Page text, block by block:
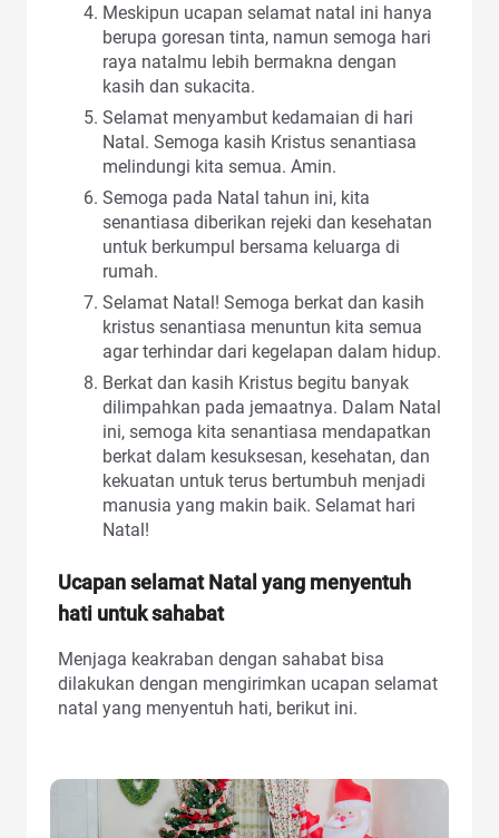
Meskipun ucapan selamat natal ini hanya
berupa goresan tinta, namun semoga hari
raya natalmu lebih bermakna dengan
kasih dan sukacita.
Selamat menyambut kedamaian di hari
Natal. Semoga kasih Kristus senantiasa
melindungi kita semua. Amin.
Semoga pada Natal tahun ini, kita
senantiasa diberikan rejeki dan kesehatan
untuk berkumpul bersama keluarga di
rumah.
Selamat Natal! Semoga berkat dan kasih
kristus senantiasa menuntun kita semua
agar terhindar dari kegelapan dalam hidup.
Berkat dan kasih Kristus begitu banyak
dilimpahkan pada jemaatnya. Dalam Natal
ini, semoga kita senantiasa mendapatkan
berkat dalam kesuksesan, kesehatan, dan
kekuatan untuk terus bertumbuh menjadi
manusia yang makin baik. Selamat hari
Natal!
Ucapan selamat Natal yang menyentuh
hati untuk sahabat
Menjaga keakraban dengan sahabat bisa
dilakukan dengan mengirimkan ucapan selamat
natal yang menyentuh hati, berikut ini.